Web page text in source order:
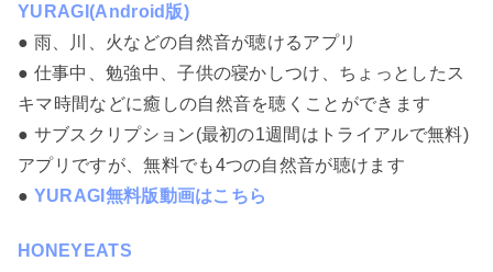
YURAGI(Android版)
● 雨、川、火などの自然音が聴けるアプリ
● 仕事中、勉強中、子供の寝かしつけ、ちょっとしたス
キマ時間などに癒しの自然音を聴くことができます
● サブスクリプション(最初の1週間はトライアルで無料)
アプリですが、無料でも4つの自然音が聴けます
● YURAGI無料版動画はこちら
HONEYEATS